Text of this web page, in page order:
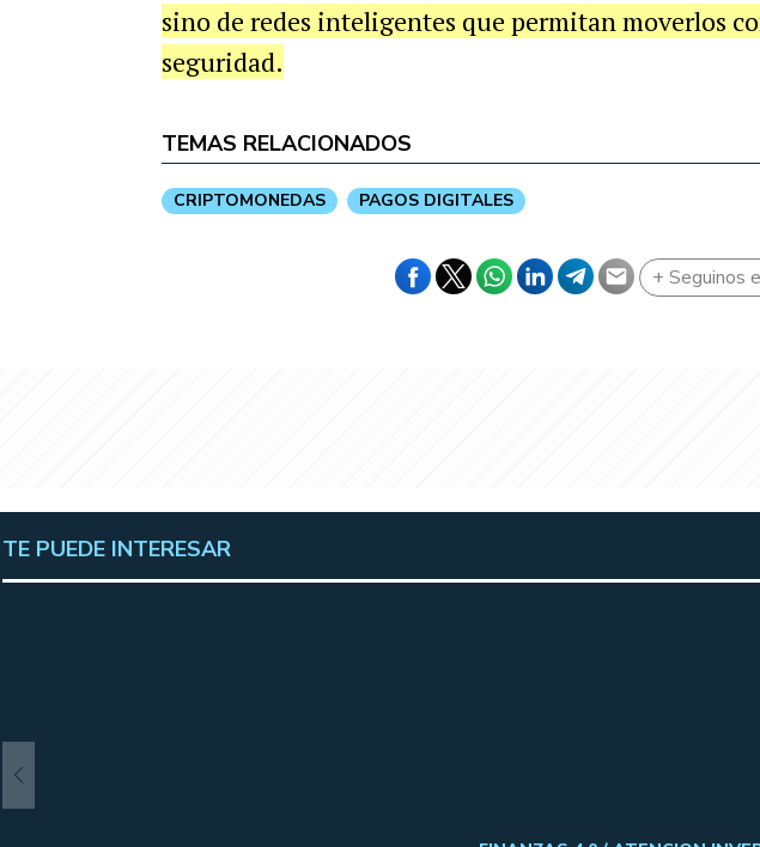
sino de redes inteligentes que permitan moverlos
seguridad.
TEMAS RELACIONADOS
CRIPTOMONEDAS PAGOS DIGITALES
+ Seguinos
TE PUEDE INTERESAR